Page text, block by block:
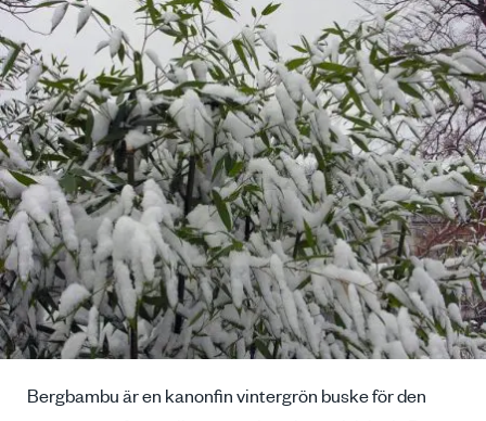
Bergbambu är en kanonfin vintergrön buske för den